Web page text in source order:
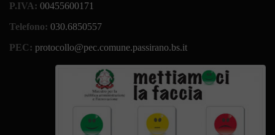
P.IVA: 00455600171
Telefono: 030.6850557
PEC: protocollo@pec.comune.passirano.bs.it